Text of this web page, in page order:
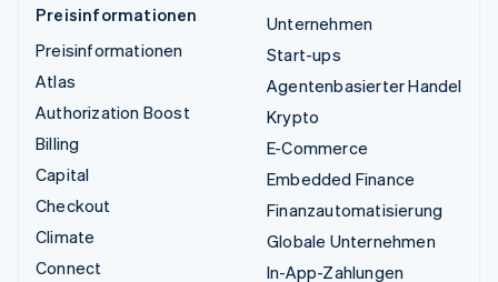
Preisinformationen
Preisinformationen
Atlas
Authorization Boost
Billing
Capital
Checkout
Climate
Connect
Unternehmen
Start-ups
Agentenbasierter Handel
Krypto
E-Commerce
Embedded Finance
Finanzautomatisierung
Globale Unternehmen
In-App-Zahlungen